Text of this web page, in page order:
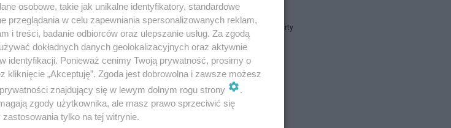
[wraz ze wzrostem ilości
Układ Otwarty
Napisz notkę
osobowe, takie jak unikalne identyfikatory, standardowe
przeglądania w celu zapewniania spersonalizowanych reklam,
i treści, badanie odbiorców oraz ulepszanie usług. Za zgodą
dokładnych danych geolokalizacyjnych oraz aktywnie
identyfikacji. Ponieważ cenimy Twoją prywatność, prosimy o
kliknięcie „Akceptuję”. Zgoda jest dobrowolna i zawsze możesz
znajdujący się w lewym dolnym rogu strony
.
zgody użytkownika, ale masz prawo sprzeciwić się
tylko na tej witrynie.